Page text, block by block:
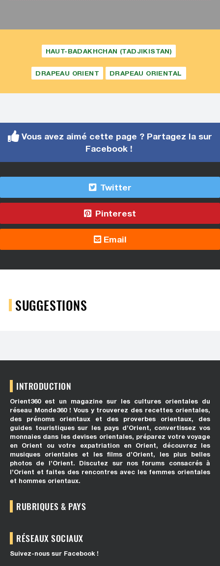
HAUT-BADAKHCHAN (TADJIKISTAN)
DRAPEAU ORIENT DRAPEAU ORIENTAL
Vous avez aimé cette page ? Partagez la sur
Facebook !
Twitter
Pinterest
Email
SUGGESTIONS
INTRODUCTION
Orient360 est un magazine sur les cultures orientales du
réseau Monde360 ! Vous y trouverez des recettes orientales,
des prénoms orientaux et des proverbes orientaux, des
guides touristiques sur les pays d’Orient, convertissez vos
monnaies dans les devises orientales, préparez votre voyage
en Orient ou votre expatriation en Orient, découvrez les
musiques orientales et les films d’Orient, les plus belles
photos de l’Orient. Discutez sur nos forums consacrés à
l’Orient et faites des rencontres avec les femmes orientales
et hommes orientaux.
RUBRIQUES & PAYS
RÉSEAUX SOCIAUX
Suivez-nous sur Facebook !